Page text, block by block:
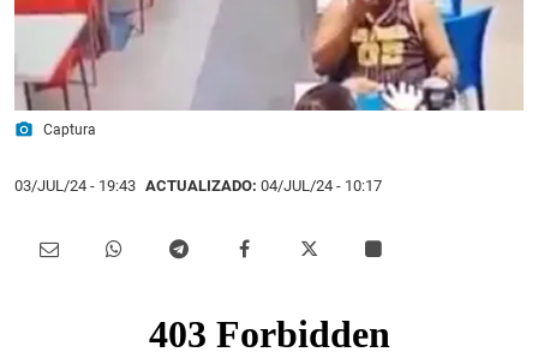
photo_camera Captura
03/JUL/24 - 19:43 ACTUALIZADO: 04/JUL/24 - 10:17